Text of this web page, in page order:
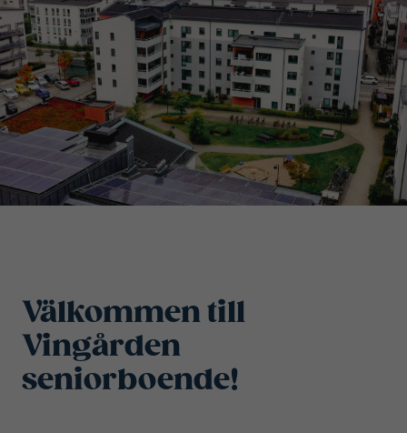
Välkommen till
Vingården
seniorboende!